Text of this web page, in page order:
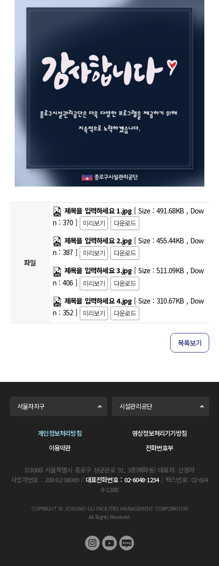
파일
제목을 입력하세요 1.jpg [ Size :491.68KB , Dow
n : 370 ] 미리보기 다운로드
제목을 입력하세요 2.jpg [ Size :455.44KB , Dow
n : 387 ] 미리보기 다운로드
제목을 입력하세요 3.jpg [ Size :511.09KB , Dow
n : 406 ] 미리보기 다운로드
제목을 입력하세요 4.jpg [ Size :310.67KB , Dow
n : 352 ] 미리보기 다운로드
목록보기
서울자치구 시설관리공단
개인정보처리방침
영상정보처리기기방침
이용약관
전화번호부
(03066) 서울특별시 종로구 성균관로 91, 3층(혜화동) 대표자: 신영자
사업자번호 : 208-82-06069 / 대표전화번호 : 02-6048-1234/ 팩스번호: 02-604
8-1388
COPYRIGHT © JONGNO-GU FACILITIES MANAGEMENT CORPORATION
All Rights Reserved.